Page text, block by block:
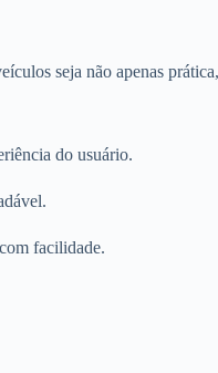
seja não apenas
do usuário.
facilidade.